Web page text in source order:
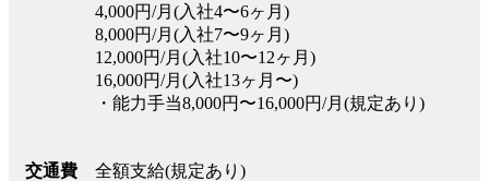
4,000円/月(入社4〜6ヶ月)
8,000円/月(入社7〜9ヶ月)
12,000円/月(入社10〜12ヶ月)
16,000円/月(入社13ヶ月〜)
・能力手当8,000円〜16,000円/月(規定あり)
交通費 全額支給(規定あり)